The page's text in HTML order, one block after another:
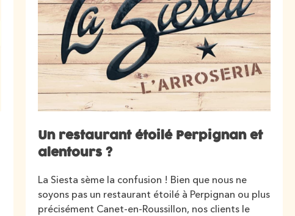
Un restaurant étoilé Perpignan et
alentours ?
La Siesta sème la confusion ! Bien que nous ne
soyons pas un restaurant étoilé à Perpignan ou plus
précisément Canet-en-Roussillon, nos clients le